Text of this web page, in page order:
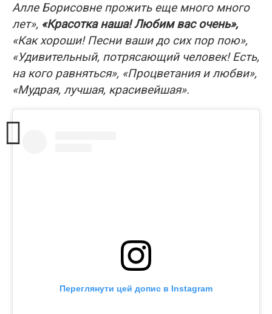
Алле Борисовне прожить еще много много
лет», «Красотка наша! Любим вас очень»,
«Как хороши! Песни ваши до сих пор пою»,
«Удивительный, потрясающий человек! Есть,
на кого равняться», «Процветания и любви»,
«Мудрая, лучшая, красивейшая».
Переглянути цей допис в Instagram